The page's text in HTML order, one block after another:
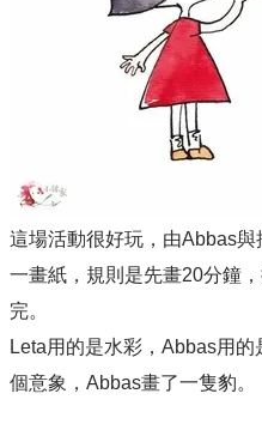
這場活動很好玩，由Abbas
一畫紙，規則是先畫20分鐘
完。
Leta用的是水彩，Abbas用
個意象，Abbas畫了一隻豹。